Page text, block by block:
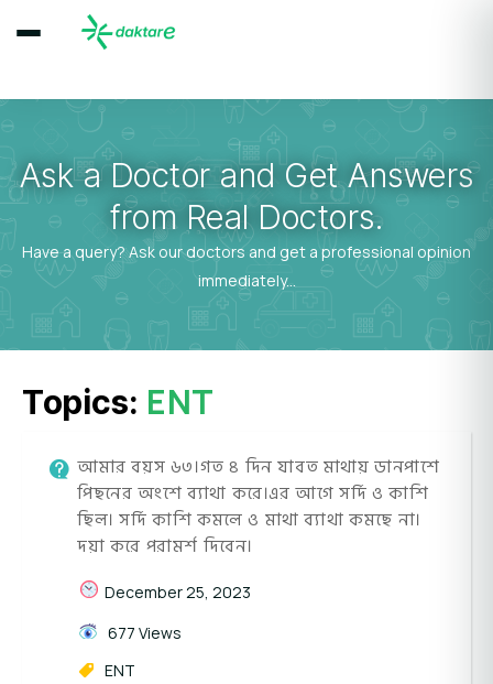
Ask a Doctor and Get Answers
from Real Doctors.
Have a query? Ask our doctors and get a professional opinion
immediately...
Topics: ENT
আমার বয়স ৬৩।গত ৪ দিন যাবত মাথায় ডানপাশে
পিছনের অংশে ব্যাথা করে।এর আগে সর্দি ও কাশি
ছিল। সর্দি কাশি কমলে ও মাথা ব্যাথা কমছে না।
দয়া করে পরামর্শ দিবেন।
December 25, 2023
677 Views
ENT